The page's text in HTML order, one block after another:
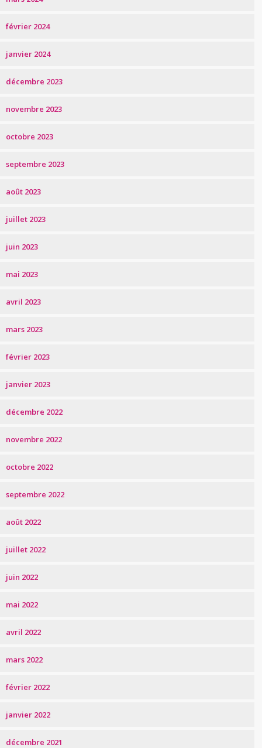
février 2024
janvier 2024
décembre 2023
novembre 2023
octobre 2023
septembre 2023
août 2023
juillet 2023
juin 2023
mai 2023
avril 2023
mars 2023
février 2023
janvier 2023
décembre 2022
novembre 2022
octobre 2022
septembre 2022
août 2022
juillet 2022
juin 2022
mai 2022
avril 2022
mars 2022
février 2022
janvier 2022
décembre 2021